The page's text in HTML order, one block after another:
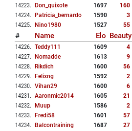
14223. Don_quixote 1697 160
14224. Patricia_bernardo 1590 3
14225. Nino1980 1527 55
# Name Elo Beauty
14226. Teddy111 1609 4
14227. Nomadde 1613 9
14228. Rikdich 1600 56
14229. Felixng 1592 2
14230. Vihan29 1600 6
14231 . Aaronmic2014 1605 21
14232. Muup 1586 2
14233. Fredi58 1601 57
14234. Balcontraining 1687 27